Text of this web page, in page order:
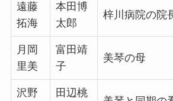
遠藤
拓海
本田博
太郎
梓川病院の院
月岡
里美
富田靖
子
美琴の母
沢野
田辺桃